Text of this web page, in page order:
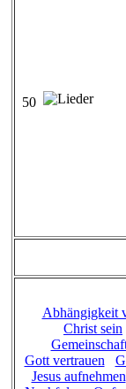
50
Abhängigkeit
Christ sein
Gott vertrauen
Jesus aufnehmen